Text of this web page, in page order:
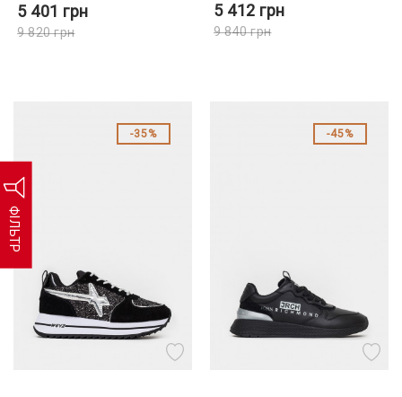
ФІЛЬТР
5 401 грн
9 820грн
5 412 грн
9 840грн
35% 45%